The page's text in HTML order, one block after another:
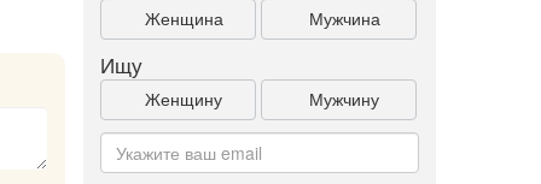
Женщина Мужчина
Ищу
Женщину Мужчину